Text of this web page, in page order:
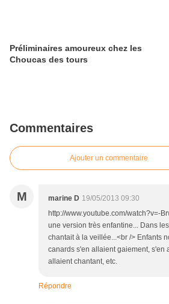
Préliminaires amoureux chez les
Choucas des tours
Commentaires
Ajouter un commentaire
M marine D 19/05/2013 09:30
http://www.youtube.com/watch?v=-
une version très enfantine... Dans
chantait à la veillée...<br /> Enfants
canards s'en allaient gaiement, s'en
allaient chantant, etc.
Répondre